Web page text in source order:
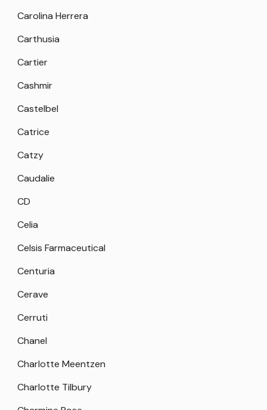
Carolina Herrera
Carthusia
Cartier
Cashmir
Castelbel
Catrice
Catzy
Caudalie
CD
Celia
Celsis Farmaceutical
Centuria
Cerave
Cerruti
Chanel
Charlotte Meentzen
Charlotte Tilbury